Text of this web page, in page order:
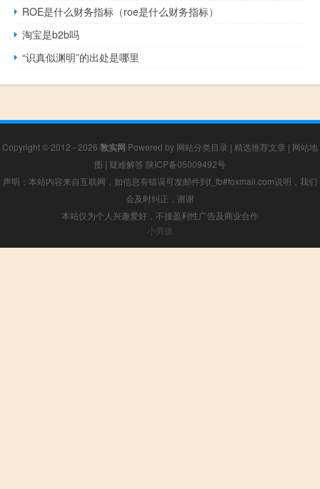
ROE是什么财务指标（roe是什么财务指标）
淘宝是b2b吗
“识真似渊明”的出处是哪里
Copyright © 2012 - 2026 敦实网 Powered by 网站分类目录 | 精选推荐文章 | 网站地
图 | 疑难解答 陕ICP备05009492号
声明：本站内容来自互联网，如信息有错误可发邮件到f_fb#foxmail.com说明，我们
会及时纠正，谢谢
本站仅为个人兴趣爱好，不接盈利性广告及商业合作
小男孩